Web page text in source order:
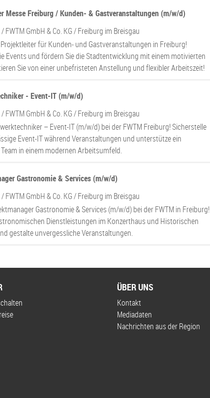
Messe Freiburg / Kunden- & Gastveranstaltungen (m/w/d)
/FWTM GmbH & Co. KG/ Freiburg im Breisgau
für Kunden- und Gastveranstaltungen in Freiburg!
Events und fördern Sie die Stadtentwicklung mit einem motivierten
Sie von einer unbefristeten Anstellung und flexibler Arbeitszeit!
- Event-IT (m/w/d)
/FWTM GmbH & Co. KG/ Freiburg im Breisgau
– Event-IT (m/w/d) bei der FWTM Freiburg! Sicherstelle
Event-IT während Veranstaltungen und unterstütze ein
in einem modernen Arbeitsumfeld.
Gastronomie & Services (m/w/d)
/FWTM GmbH & Co. KG/ Freiburg im Breisgau
Gastronomie & Services (m/w/d) bei der FWTM in Freiburg!
Dienstleistungen im Konzerthaus und Historischen
gestalte unvergessliche Veranstaltungen.
ÜBER UNS
Kontakt
Mediadaten
Nachrichten aus der Region